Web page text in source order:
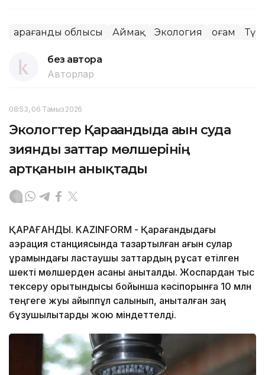
Қарағанды облысы Аймақ Экология Қоғам
без автора
Авторлар
08:53, 06 Тамыз 2026
Экологтер Қарағандыда ағын суда
зиянды заттар мөлшерінің
артқанын анықтады
ҚАРАҒАНДЫ. KAZINFORM - Қарағандыдағы
аэрация станциясында тазартылған ағын сулар
құрамындағы ластаушы заттардың рұқсат етілген
шекті мөлшерден асқаны анықталды. Жоспардан тыс
тексеру қорытындысы бойынша кәсіпорынға 10 млн
теңгеге жуық айыппұл салынып, анықталған заң
бұзушылықтарды жою міндеттелді.